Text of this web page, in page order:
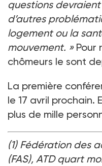
questions devraient
d’autres
logement ou la
mouvement. »Pour
chômeurs le sont
La première
le 17 avril prochain.
plus de mille
(1) Fédération des
(FAS), ATD quart